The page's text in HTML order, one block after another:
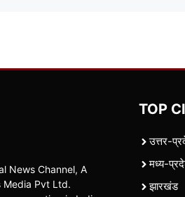
News Channel, A
Media Pvt Ltd.
TOP
उत्तर-
मध्य-
झारखंड